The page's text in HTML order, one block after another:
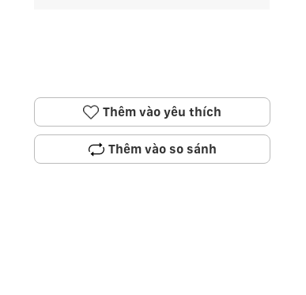
Thêm vào yêu thích
Thêm vào so sánh